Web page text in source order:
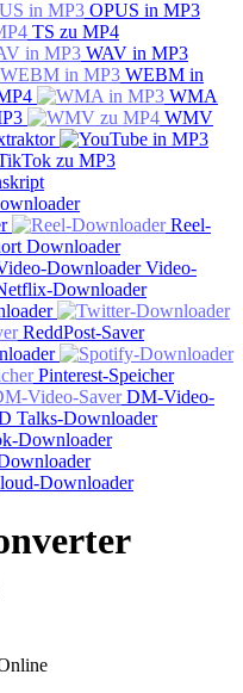
OPUS in MP3
TS zu MP4
WAV in MP3
WEBM in
WMA
WMV
zu MP3
Reel-
Downloader
Video-
Downloader
ReddPost-Saver
Pinterest-Speicher
DM-Video-
Talks-Downloader
Downloader
Downloader